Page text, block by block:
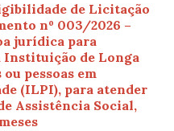
de Licitação
nº 003/2026 –
jurídica para
Instituição de Longa
pessoas em
(ILPI), para atender
Assistência Social,